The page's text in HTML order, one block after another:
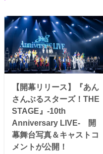
【開幕リリース】『あん
さんぶるスターズ！THE
STAGE』-10th
Anniversary LIVE- 開
幕舞台写真＆キャストコ
メントが公開！